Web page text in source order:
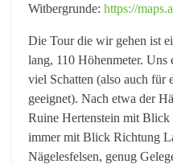
Witbergrunde: https://
Die Tour die wir gehen ist
lang, 110 Höhenmeter. Uns
viel Schatten (also auch für
geeignet). Nach etwa der
Ruine Hertenstein mit Blick
immer mit Blick Richtung
Nägelesfelsen, genug